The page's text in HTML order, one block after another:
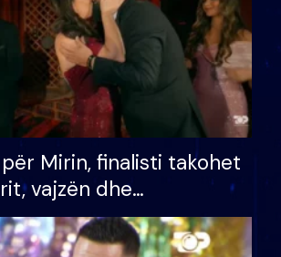
Mirin, finalisti takohet
vajzën dhe
S’kemi ndonjë letër
jo?